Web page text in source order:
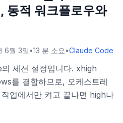
적 워크플로우와
6월 3일 •13 분 소요 •Claude Code
세션 설정입니다. xhigh
를 결합하므로, 오케스트레
업에서만 켜고 끝나면 high나